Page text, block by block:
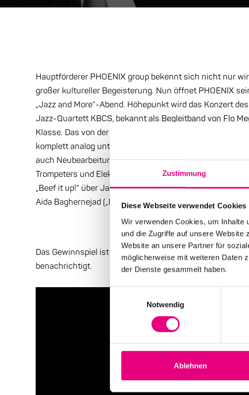
Zustimmung
Diese Webseite verwendet Cookies
Wir verwenden Cookies, um Inhalte
und die Zugriffe auf unsere Website
Website an unsere Partner für
möglicherweise mit weiteren Daten
der Dienste gesammelt haben.
Notwendig
Ablehnen
Hauptförderer PHOENIX group bekennt sich nicht nur
großer kultureller Begeisterung. Nun öffnet PHOENIX
„Jazz and More“-Abend. Höhepunkt wird das Konzert
Jazz-Quartett KBCS, bekannt als Begleitband von Flo
Klasse. Das von der Kritik gefeierte, entspannt
komplett analog unter Live-Bedingungen im Studio
auch Neubearbeitungen von Fanta 4-Songs. Dazu gibt
Trompeters und Elektronik-Künstlers Julian Maier-Hauff
„Beef it up!“ über Jazz-Solos in der Popmusik, mit
Aida Baghernejad („Music Journalist of the Year 2021“).
Das Gewinnspiel ist beendet. Die Gewinner:innen
benachrichtigt.